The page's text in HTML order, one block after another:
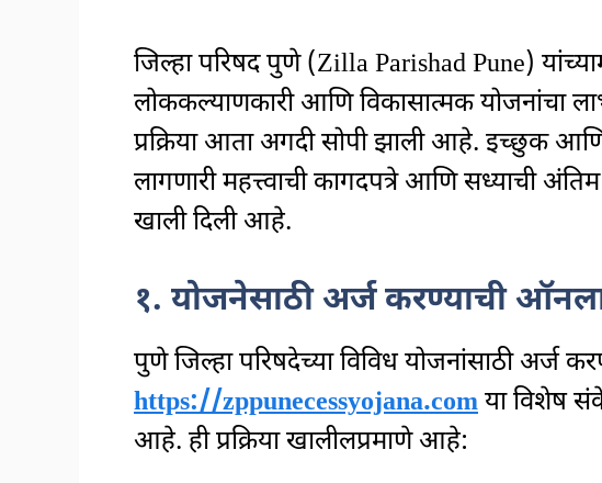
जिल्हा परिषद पुणे (Zilla Parishad Pune)
लोककल्याणकारी आणि विकासात्मक योजनांचा
प्रक्रिया आता अगदी सोपी झाली आहे. इच्छुक आणि
लागणारी महत्त्वाची कागदपत्रे आणि सध्याची
खाली दिली आहे.
१. योजनेसाठी अर्ज करण्याची
पुणे जिल्हा परिषदेच्या विविध योजनांसाठी अर्ज
https://zppunecessyojana.comया विशेष
आहे. ही प्रक्रिया खालीलप्रमाणे आहे: